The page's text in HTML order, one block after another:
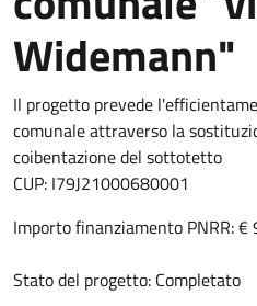
Widemann"
Il progetto prevede
comunale attraverso la
coibentazione del sottotetto
CUP: I79J21000680001
Importo finanziamento PNRR: €
Stato del progetto: Completato